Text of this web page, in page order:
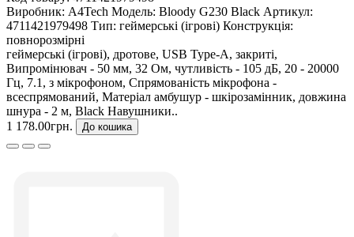
Виробник: A4Tech Модель: Bloody G230 Black Артикул:
4711421979498 Тип: геймерські (ігрові) Конструкція:
повнорозмірні
геймерські (ігрові), дротове, USB Type-A, закриті,
Випромінювач - 50 мм, 32 Ом, чутливість - 105 дБ, 20 - 20000
Гц, 7.1, з мікрофоном, Спрямованість мікрофона -
всеспрямований, Матеріал амбушур - шкірозамінник, довжина
шнура - 2 м, Black Навушники..
1 178.00грн.
До кошика